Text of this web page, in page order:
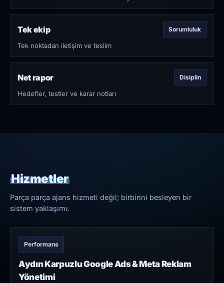
Tek ekip Sorumluluk
Tek noktadan iletişim ve teslim
Net rapor Disiplin
Hedefler, testler ve karar notları
Hizmetler
Parça parça ajans hizmeti değil; birbirini besleyen bir
sistem yaklaşımı.
Performans
Aydın Karpuzlu Google Ads & Meta Reklam
Yönetimi